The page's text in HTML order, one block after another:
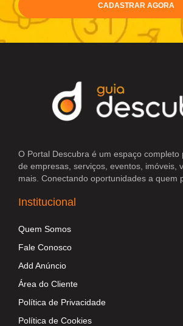
CADASTRAR AGORA
O Portal Descubra é um espaço completo
de empresas, serviços, eventos, imóveis,
mais. Conectando oportunidades a quem
Institucional
Quem Somos
Fale Conosco
Add Anúncio
Área do Cliente
Política de Privacidade
Política de Cookies